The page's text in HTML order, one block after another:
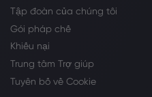
Tập đoàn của chúng tôi
Gói pháp chế
Khiếu nại
Trung tâm Trợ giúp
Tuyên bố về Cookie